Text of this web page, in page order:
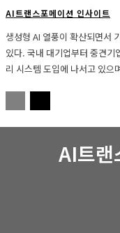
AI트랜스포메이션 인사이트
생성형 AI 열풍이 확산되면서
있다. 국내 대기업부터 중견
리 시스템 도입에 나서고 있으
AI트랜